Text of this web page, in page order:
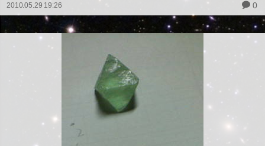
2010.05.29 19:26 0